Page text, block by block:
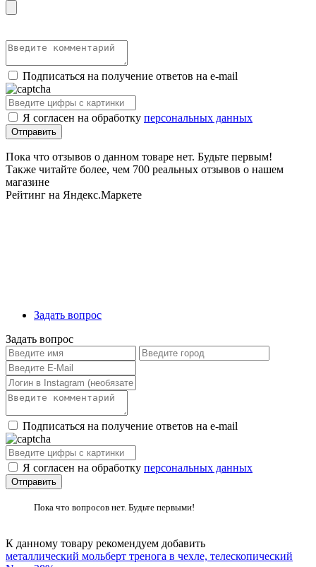
Подписаться на получение ответов на e-mail
Я согласен на обработку персональных данных
Пока что отзывов о данном товаре нет. Будьте первым!
Также читайте более, чем 700 реальных отзывов о нашем
магазине
Рейтинг на Яндекс.Маркете
Задать вопрос
Задать вопрос
Подписаться на получение ответов на e-mail
Я согласен на обработку персональных данных
Пока что вопросов нет. Будьте первыми!
К данному товару рекомендуем добавить
металлический мольберт тренога в чехле, телескопический